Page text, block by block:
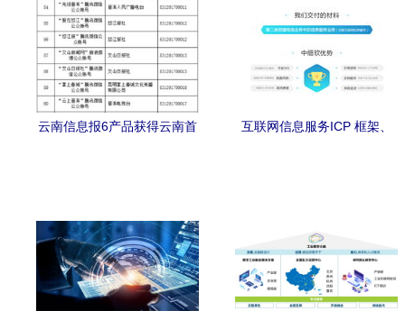
云南信息报6产品获得云南首
互联网信息服务ICP 框架、